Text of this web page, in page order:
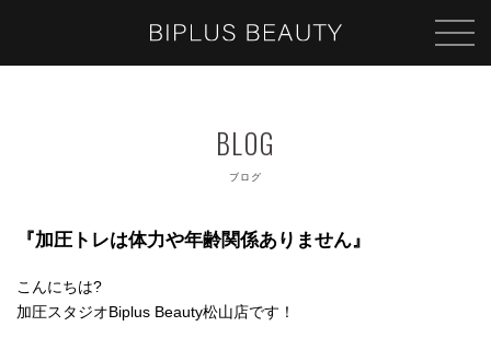
ブログ
『加圧トレは体力や年齢関係ありません』
こんにちは?
加圧スタジオBiplus Beauty松山店です！